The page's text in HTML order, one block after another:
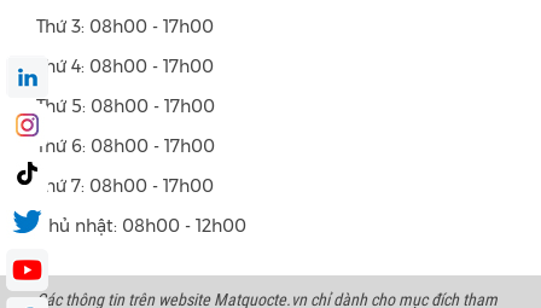
Thứ 3: 08h00 - 17h00
Thứ 4: 08h00 - 17h00
Thứ 5: 08h00 - 17h00
Thứ 6: 08h00 - 17h00
Thứ 7: 08h00 - 17h00
Chủ nhật: 08h00 - 12h00
Các thông tin trên website Matquocte.vn chỉ dành cho mục đích tham